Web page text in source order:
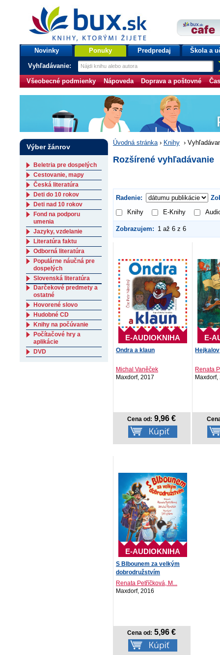
bux.sk
knihy, ktorými žijete
Úvodná stránka
Novinky Ponuky Predpredaj Škola a
Vyhľadávanie:
Všeobecné podmienky Nápoveda Doprava a poštovné
Úvodná stránka› Knihy ›
Rozšírené vyhľadávanie
Radenie:
Knihy
E-Knihy
Zobrazujem: 1 až 6 z 6
E-AUDIOKNIHA
Ondra a klaun
Michal Vaněček
Maxdorf, 2017
Cena od: 9,96 €
E-
Hejkalov
Renata
Maxdorf,
E-AUDIOKNIHA
S Blbounem za velkým
dobrodružstvím
Renata Petříčková, M...
Maxdorf, 2016
Cena od: 5,96 €
Výber žánrov
Beletria pre dospelých
Cestovanie, mapy
Česká literatúra
Deti do 10 rokov
Deti nad 10 rokov
Fond na podporu
umenia
Jazyky, vzdelanie
Literatúra faktu
Odborná literatúra
Populárne náučná pre
dospelých
Slovenská literatúra
Darčekové predmety a
ostatné
Hovorené slovo
Hudobné CD
Knihy na počúvanie
Počítačové hry a
aplikácie
DVD